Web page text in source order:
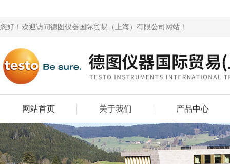
您好！欢迎访问德图仪器国际贸易（上海）有限公司网站！
网站首页 关于我们 产品中心